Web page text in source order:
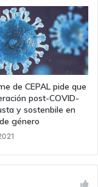
de CEPAL pide que
post-COVID-
y sostenbile en
género